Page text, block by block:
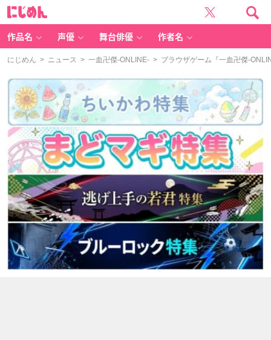
作品名 声優 舞台俳優 作者名
にじめん > ニュース > 一血卍傑-ONLINE- > ブラウザゲーム『一血卍傑-